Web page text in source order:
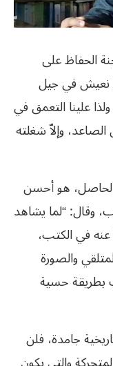
الحفاظ على
نعيش في جيل
علينا التعمق في
الصاعد، وإلاّ شغلته
الحاصل، هو أحسن
وقال: “لما يشاهد
عنه في الكتب،
والصورة
بطريقة حسية
جامدة، فلن